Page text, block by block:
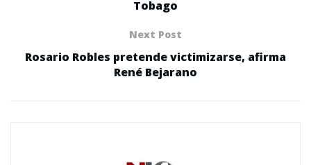
Tobago
Next Post
Rosario Robles pretende victimizarse, afirma
René Bejarano